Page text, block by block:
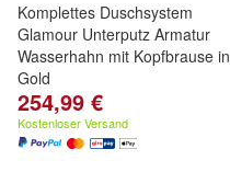
Komplettes Duschsystem
Glamour Unterputz Armatur
Wasserhahn mit Kopfbrause in
Gold
254,99 €
Kostenloser Versand